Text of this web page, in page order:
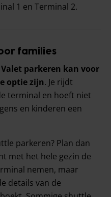
1 en Terminal 2.
families
Valet parkeren kan voor
optie zijn. Je rijdt
terminal en hoeft niet
en kinderen een
parkeren? Plan dan
met het hele gezin de
nemen, maar
details van de